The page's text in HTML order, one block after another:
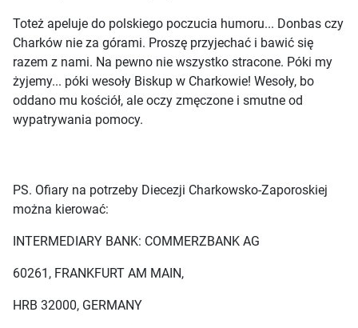
Toteż apeluje do polskiego poczucia humoru... Donbas czy
Charków nie za górami. Proszę przyjechać i bawić się
razem z nami. Na pewno nie wszystko stracone. Póki my
żyjemy... póki wesoły Biskup w Charkowie! Wesoły, bo
oddano mu kościół, ale oczy zmęczone i smutne od
wypatrywania pomocy.
PS. Ofiary na potrzeby Diecezji Charkowsko-Zaporoskiej
można kierować:
INTERMEDIARY BANK: COMMERZBANK AG
60261, FRANKFURT AM MAIN,
HRB 32000, GERMANY